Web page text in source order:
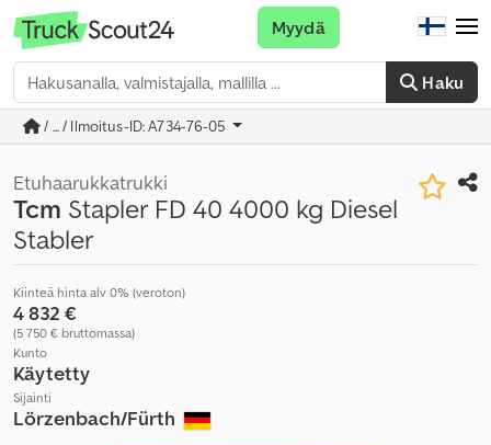
Haku
Myydä
/ ... / Ilmoitus-ID: A734-76-05
Etuhaarukkatrukki
Tcm Stapler FD 40 4000 kg Diesel
Stabler
Kiinteä hinta alv 0% (veroton)
4 832 €
(5 750 € bruttomassa)
Kunto
Käytetty
Sijainti
Lörzenbach/Fürth